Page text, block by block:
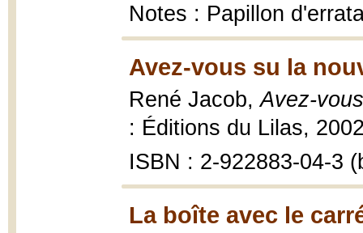
Notes : Papillon
Avez-vous su la
René Jacob,Avez-
: Éditions du Lilas,
ISBN : 2-922883-04-3
La boîte avec le